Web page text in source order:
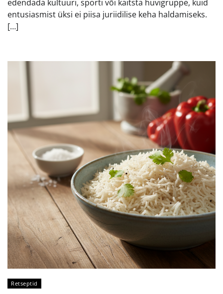
edendada kultuuri, sporti või kaitsta huvigruppe, kuid
entusiasmist üksi ei piisa juriidilise keha haldamiseks.
[…]
Retseptid